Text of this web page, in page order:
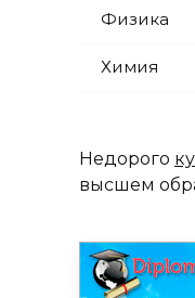
Физика
Химия
Недорого
высшем